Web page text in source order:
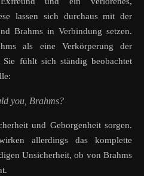
lassen sich durchaus mit der
Brahms in Verbindung setzen.
als eine Verkörperung der
Sie fühlt sich ständig beobachtet
you, Brahms?
und Geborgenheit sorgen.
allerdings das komplette
Unsicherheit, ob von Brahms